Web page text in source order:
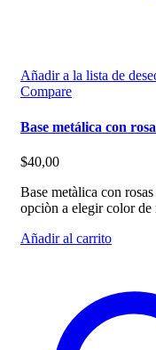
Añadir a la lista de
Compare
Base metálica con
$40,00
Base metàlica con
opciòn a elegir color de
Añadir al carrito